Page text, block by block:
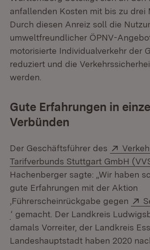
anfallenden Kosten mit bis zu drei
Durch diesen Anreiz soll die
umweltfreundlicher ÖPNV-
motorisierte Individualverkehr der
reduziert und die
werden.
Gute Erfahrungen in
Verbünden
Der Geschäftsführer des Extern:
Tarifverbunds Stuttgart GmbH
Hachenberger sagte: „Wir haben
gute Erfahrungen mit der Aktion
‚Führerscheinrückgabe gegen
(Öffnet in neuem Fenster)
‘ gemacht. Der Landkreis
damals Vorreiter, der Landkreis
Landeshauptstadt haben 2020